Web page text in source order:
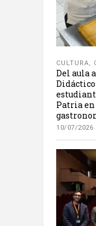
CULTURA,
Del aula
Patria
10/07/2026